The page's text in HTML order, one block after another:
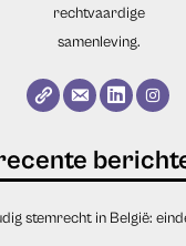
rechtvaardige
samenleving.
stemrecht in België: